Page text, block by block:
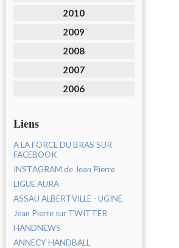
2010
2009
2008
2007
2006
Liens
A LA FORCE DU BRAS SUR
FACEBOOK
INSTAGRAM de Jean Pierre
LIGUE AURA
ASSAU ALBERTVILLE - UGINE
Jean Pierre sur TWITTER
HANDNEWS
ANNECY HANDBALL